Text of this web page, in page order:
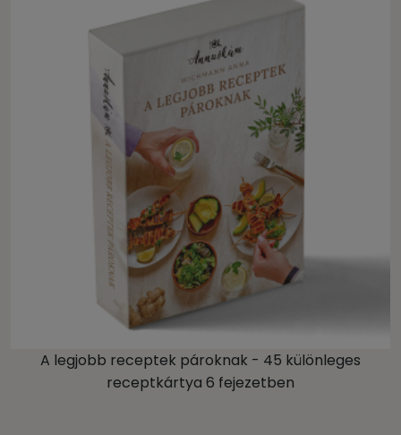
A legjobb receptek pároknak - 45 különleges
receptkártya 6 fejezetben